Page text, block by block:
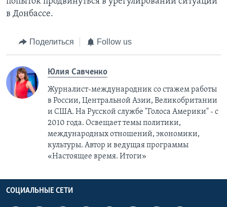
в Донбассе.
Поделиться Follow us
Юлия Савченко
Журналист-международник cо стажем работы
в России, Центральной Азии, Великобритании
и США. На Русской службе "Голоса Америки" - с
2010 года. Освещает темы политики,
международных отношений, экономики,
культуры. Автор и ведущая программы
«Настоящее время. Итоги»
СОЦИАЛЬНЫЕ СЕТИ